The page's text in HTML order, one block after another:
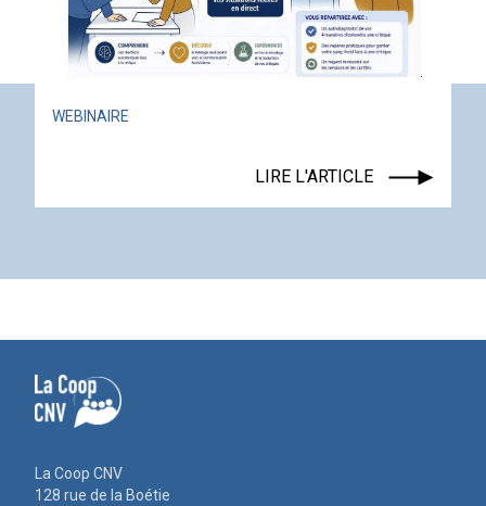
WEBINAIRE
LIRE L'ARTICLE
La Coop CNV
128 rue de la Boétie